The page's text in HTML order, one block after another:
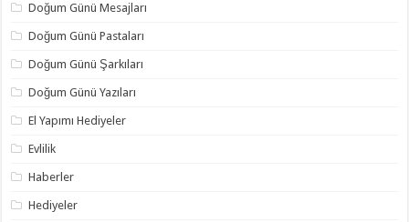
Doğum Günü Mesajları
Doğum Günü Pastaları
Doğum Günü Şarkıları
Doğum Günü Yazıları
El Yapımı Hediyeler
Evlilik
Haberler
Hediyeler